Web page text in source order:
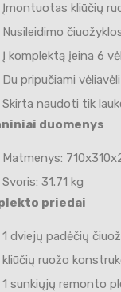
Įmontuotas kliūčių
Nusileidimo
Į komplektą įeina 6
Du pripučiami
Skirta naudoti tik
duomenys
Matmenys:
Svoris: 31.71 kg
priedai
1 dviejų padėčių
kliūčių ruožo
1 sunkiųjų remonto